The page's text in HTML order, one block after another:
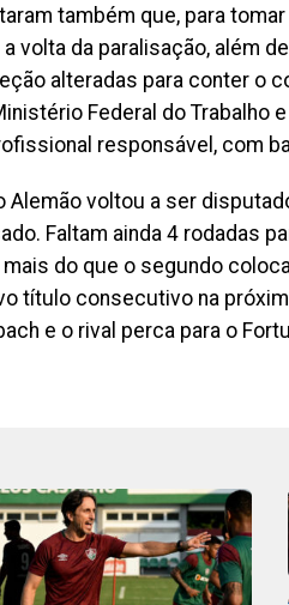
também que, para
volta da paralisação, além
alteradas para conter o
Federal do Trabalho
responsável, com
Alemão voltou a ser
Faltam ainda 4 rodadas
do que o segundo
título consecutivo na
e o rival perca para o